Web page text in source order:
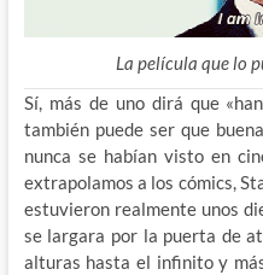
La película que lo
Sí, más de uno dirá que
también puede ser que
nunca se habían visto en
extrapolamos a los cómics,
estuvieron realmente unos
se largara por la puerta de
alturas hasta el infinito y